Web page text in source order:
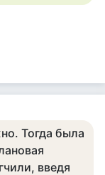
Тогда была
введя